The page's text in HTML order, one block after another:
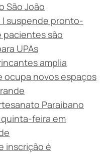
São João
I suspende pronto-
são
UPAs
amplia
ocupa novos espaços
Paraibano
feira em
inscrição é